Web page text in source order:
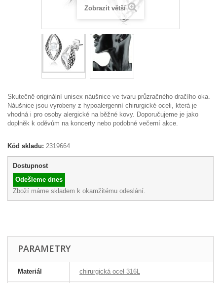
Zobrazit větší
Skutečně originální unisex náušnice ve tvaru průzračného dračího oka.
Náušnice jsou vyrobeny z hypoalergenní chirurgické oceli, která je
vhodná i pro osoby alergické na běžné kovy. Doporučujeme je jako
doplněk k oděvům na koncerty nebo podobné večerní akce.
Kód skladu: 2319664
Dostupnost
Odešleme dnes
Zboží máme skladem k okamžitému odeslání.
PARAMETRY
Materiál chirurgická ocel 316L